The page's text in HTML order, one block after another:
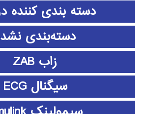
دسته بندی کننده
دسته‌بندی
زاب ZAB
سیگنال ECG